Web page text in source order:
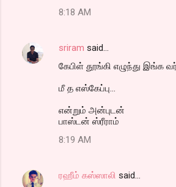
8:18 AM
sriram said…
கேபிள் தூங்கி எழுந்து இங்க
மீ த எஸ்கேப்பு...
என்றும் அன்புடன்
பாஸ்டன் ஸ்ரீராம்
8:19 AM
ரஹீம் கஸ்ஸாலி said…